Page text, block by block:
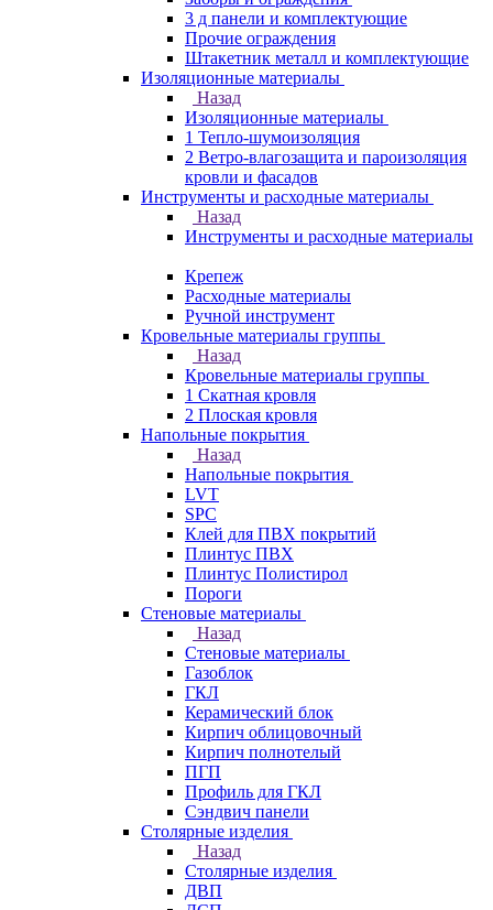
3 д панели и комплектующие
Прочие ограждения
Штакетник металл и комплектующие
Изоляционные материалы
Назад
Изоляционные материалы
1 Тепло-шумоизоляция
2 Ветро-влагозащита и пароизоляция
кровли и фасадов
Инструменты и расходные материалы
Назад
Инструменты и расходные материалы
Крепеж
Расходные материалы
Ручной инструмент
Кровельные материалы группы
Назад
Кровельные материалы группы
1 Скатная кровля
2 Плоская кровля
Напольные покрытия
Назад
Напольные покрытия
LVT
SPC
Клей для ПВХ покрытий
Плинтус ПВХ
Плинтус Полистирол
Пороги
Стеновые материалы
Назад
Стеновые материалы
Газоблок
ГКЛ
Керамический блок
Кирпич облицовочный
Кирпич полнотелый
ПГП
Профиль для ГКЛ
Сэндвич панели
Столярные изделия
Назад
Столярные изделия
ДВП